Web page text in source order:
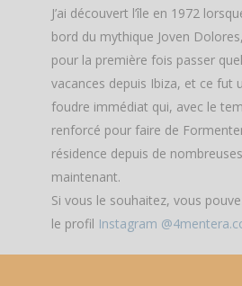
J’ai découvert l’île en 1972
bord du mythique Joven
pour la première fois passer
vacances depuis Ibiza, et ce fut
foudre immédiat qui, avec le
renforcé pour faire de
résidence depuis de
maintenant.
Si vous le souhaitez, vous
le profil Instagram